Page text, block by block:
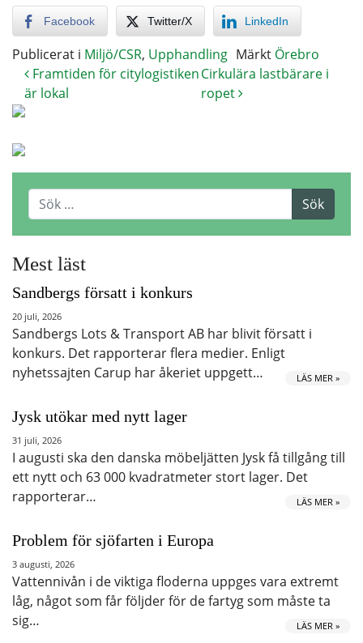
Facebook Twitter/X LinkedIn
Publicerat i Miljö/CSR, Upphandling Märkt Örebro
Framtiden för citylogistiken
är lokal
Cirkulära lastbärare i
ropet
Mest läst
Sandbergs försatt i konkurs
20 juli, 2026
Sandbergs Lots & Transport AB har blivit försatt i
konkurs. Det rapporterar flera medier. Enligt
nyhetssajten Carup har åkeriet uppgett…
LÄS MER »
Jysk utökar med nytt lager
31 juli, 2026
I augusti ska den danska möbeljätten Jysk få tillgång till
ett nytt och 63 000 kvadratmeter stort lager. Det
rapporterar…
LÄS MER »
Problem för sjöfarten i Europa
3 augusti, 2026
Vattennivån i de viktiga floderna uppges vara extremt
låg, något som får följder för de fartyg som måste ta
sig…
LÄS MER »